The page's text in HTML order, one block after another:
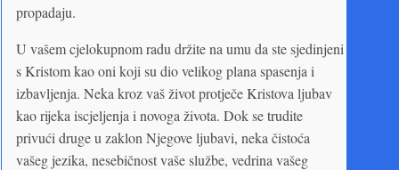
propadaju.
U vašem cjelokupnom radu držite na umu da ste sjedinjeni
s Kristom kao oni koji su dio velikog plana spasenja i
izbavljenja. Neka kroz vaš život protječe Kristova ljubav
kao rijeka iscjeljenja i novoga života. Dok se trudite
privući druge u zaklon Njegove ljubavi, neka čistoća
vašeg jezika, nesebičnost vaše službe, vedrina vašeg